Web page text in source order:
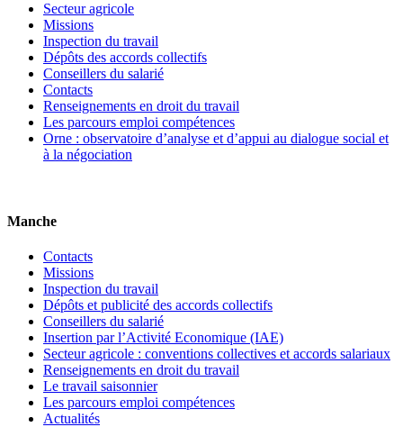
Secteur agricole
Missions
Inspection du travail
Dépôts des accords collectifs
Conseillers du salarié
Contacts
Renseignements en droit du travail
Les parcours emploi compétences
Orne : observatoire d’analyse et d’appui au dialogue social et
à la négociation
Manche
Contacts
Missions
Inspection du travail
Dépôts et publicité des accords collectifs
Conseillers du salarié
Insertion par l’Activité Economique (IAE)
Secteur agricole : conventions collectives et accords salariaux
Renseignements en droit du travail
Le travail saisonnier
Les parcours emploi compétences
Actualités